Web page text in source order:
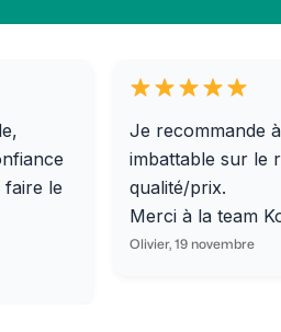
faire le
Je recommande
imbattable sur le
qualité/prix.
Merci à la team
Olivier, 19 novembre